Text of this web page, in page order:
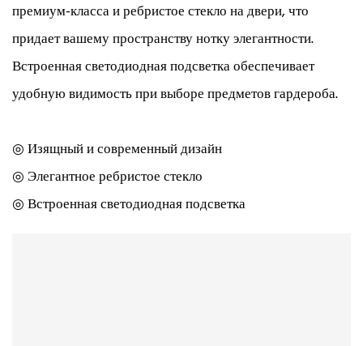
премиум-класса и ребристое стекло на двери, что
придает вашему пространству нотку элегантности.
Встроенная светодиодная подсветка обеспечивает
удобную видимость при выборе предметов гардероба.
◎ Изящный и современный дизайн
◎ Элегантное ребристое стекло
◎ Встроенная светодиодная подсветка